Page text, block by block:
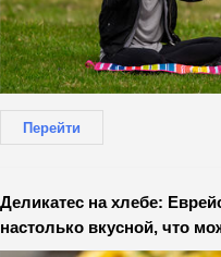
Перейти
Деликатес на хлебе:
настолько вкусной, что